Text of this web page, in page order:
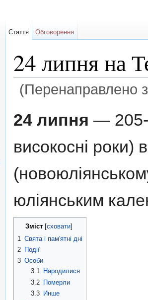
24 липня на
(Перенаправлено
24 липня — 205-
високосні роки)
юліянським
Зміст [сховати]
1 Свята і пам'ятні дні
2 Події
3 Особи
3.1
Народилися
3.2 Померли
3.3
Инше
Стаття Обговорення